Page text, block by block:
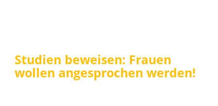
Studien beweisen: Frauen
wollen angesprochen werden!